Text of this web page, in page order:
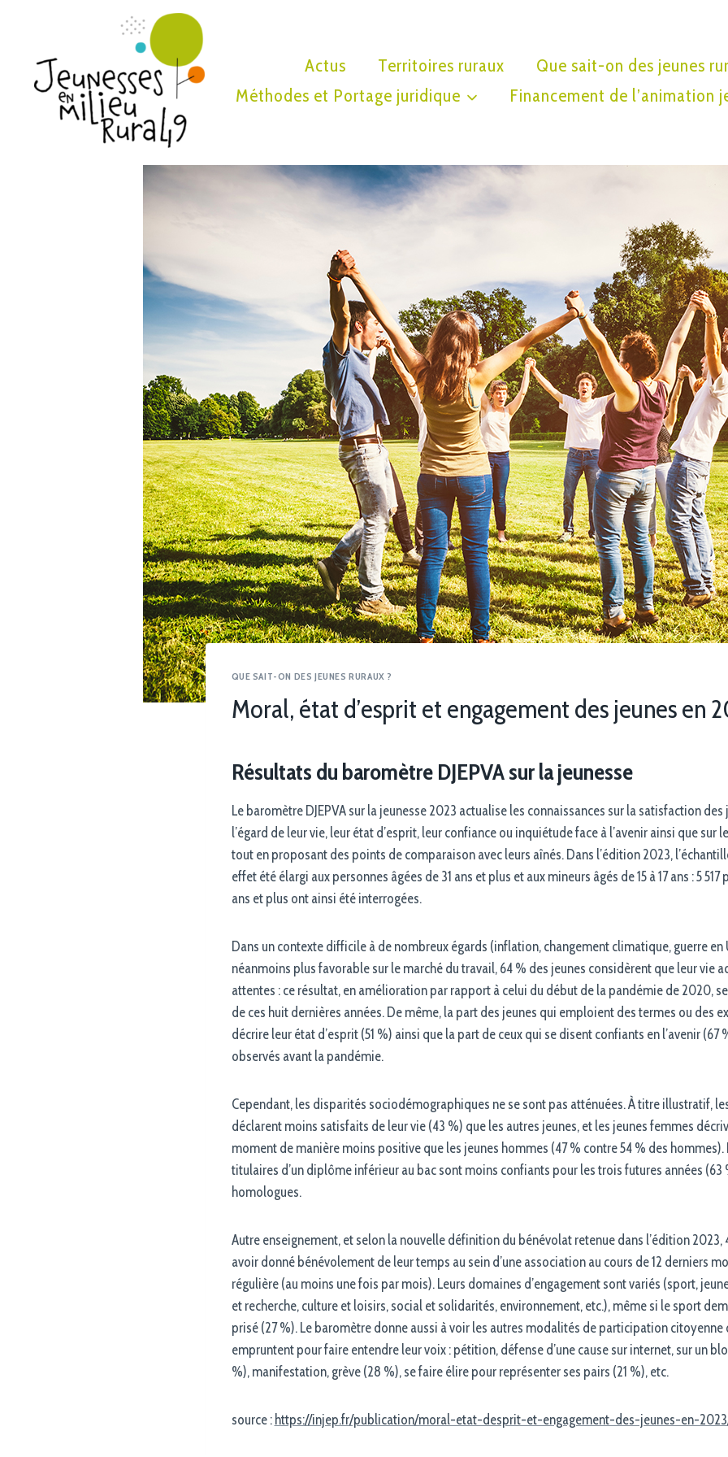
Actus Territoires ruraux
Que sait-on des jeunes
Méthodes et Portage juridique
Financement de l’animation
QUE SAIT-ON DES JEUNES RURAUX ?
Moral, état d’esprit et engagement des jeunes en
Résultats du baromètre DJEPVA sur la jeunesse
Le baromètre DJEPVA sur la jeunesse 2023 actualise les connaissances sur la satisfaction des
l’égard de leur vie, leur état d’esprit, leur confiance ou inquiétude face à l’avenir ainsi que sur
tout en proposant des points de comparaison avec leurs aînés. Dans l’édition 2023,
effet été élargi aux personnes âgées de 31 ans et plus et aux mineurs âgés de 15 à 17 ans : 5 517
ans et plus ont ainsi été interrogées.
Dans un contexte difficile à de nombreux égards (inflation, changement climatique, guerre en
néanmoins plus favorable sur le marché du travail, 64 % des jeunes considèrent que leur vie
attentes : ce résultat, en amélioration par rapport à celui du début de la pandémie de 2020,
de ces huit dernières années. De même, la part des jeunes qui emploient des termes ou des
décrire leur état d’esprit (51 %) ainsi que la part de ceux qui se disent confiants en l’avenir (67
observés avant la pandémie.
Cependant, les disparités sociodémographiques ne se sont pas atténuées. À titre illustratif,
déclarent moins satisfaits de leur vie (43 %) que les autres jeunes, et les jeunes femmes
moment de manière moins positive que les jeunes hommes (47 % contre 54 % des hommes).
titulaires d’un diplôme inférieur au bac sont moins confiants pour les trois futures années (63
homologues.
Autre enseignement, et selon la nouvelle définition du bénévolat retenue dans l’édition 2023,
avoir donné bénévolement de leur temps au sein d’une association au cours de 12 derniers
régulière (au moins une fois par mois). Leurs domaines d’engagement sont variés (sport,
et recherche, culture et loisirs, social et solidarités, environnement, etc.), même si le sport
prisé (27 %). Le baromètre donne aussi à voir les autres modalités de participation citoyenne
empruntent pour faire entendre leur voix : pétition, défense d’une cause sur internet, sur un
%), manifestation, grève (28 %), se faire élire pour représenter ses pairs (21 %), etc.
source : https://injep.fr/publication/moral-etat-desprit-et-engagement-des-jeunes-en-